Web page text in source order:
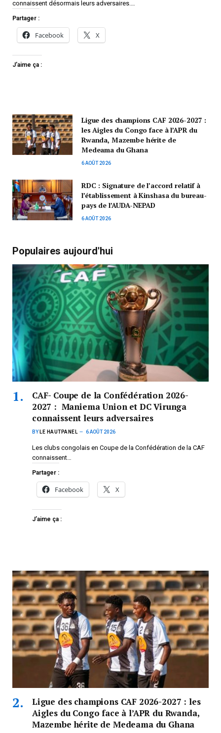
connaissent désormais leurs adversaires.…
Partager :
Facebook X
J’aime ça :
Ligue des champions CAF 2026-2027 :
les Aigles du Congo face à l’APR du
Rwanda, Mazembe hérite de
Medeama du Ghana
6 AOÛT 2026
RDC : Signature de l’accord relatif à
l’établissement à Kinshasa du bureau-
pays de l’AUDA-NEPAD
6 AOÛT 2026
Populaires aujourd'hui
CAF- Coupe de la Confédération 2026-
2027 : Maniema Union et DC Virunga
connaissent leurs adversaires
BY LE HAUTPANEL 6 AOÛT 2026
Les clubs congolais en Coupe de la Confédération de la CAF
connaissent…
Partager :
Facebook X
J’aime ça :
Ligue des champions CAF 2026-2027 : les
Aigles du Congo face à l’APR du Rwanda,
Mazembe hérite de Medeama du Ghana